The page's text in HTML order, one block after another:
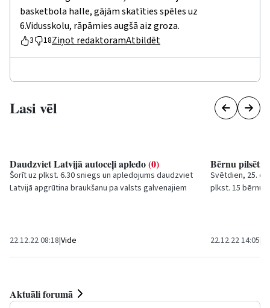
basketbola halle, gājām skatīties spēles uz
6.Vidusskolu, rāpāmies augšā aiz groza.
3 18Ziņot redaktoramAtbildēt
Lasi vēl
Daudzviet Latvijā autoceļi apledo(0)
Šorīt uz plkst. 6.30 sniegs un apledojums daudzviet
Latvijā apgrūtina braukšanu pa valsts galvenajiem
22.12.22 08:18|Vide
Bērnu
Svētdien, 25.
plkst. 15 bērnu
22.12.22 14:05|
Aktuāli forumā